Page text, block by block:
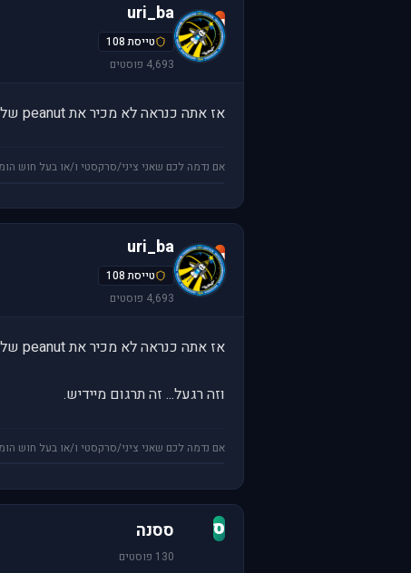
u
uri_ba
טייסת 108
4,693 פוסטים
אז אתה כנראה לא מכיר את peanut של jeff dunham...
אם נדמה לכם שאני ציני/סרקסטי ו/או בעל חוש
u
uri_ba
טייסת 108
4,693 פוסטים
אז אתה כנראה לא מכיר את peanut של jeff dunham...
וזה רגעל... זה תרגום מיידיש.
אם נדמה לכם שאני ציני/סרקסטי ו/או בעל חוש
ס ססנה
130 פוסטים